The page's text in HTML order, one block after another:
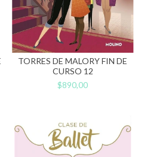
TORRES DE MALORY FIN DE
CURSO 12
$890,00